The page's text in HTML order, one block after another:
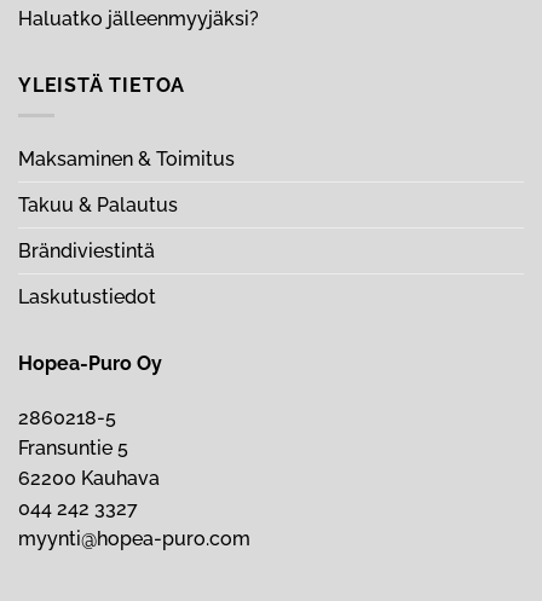
Haluatko jälleenmyyjäksi?
YLEISTÄ TIETOA
Maksaminen & Toimitus
Takuu & Palautus
Brändiviestintä
Laskutustiedot
Hopea-Puro Oy
2860218-5
Fransuntie 5
62200 Kauhava
044 242 3327
myynti@hopea-puro.com